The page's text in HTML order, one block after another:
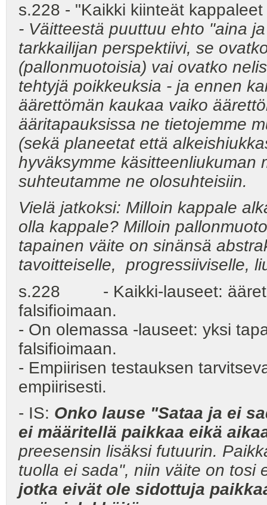
s.228 - "Kaikki kiinteät
- Väitteestä puuttuu ehto "aina
tarkkailijan perspektiivi, se
(pallonmuotoisia) vai ovatko
tehtyjä poikkeuksia - ja ennen
äärettömän kaukaa vaiko
ääritapauksissa ne tietojemme
(sekä planeetat että
hyväksymme käsitteenliukuman
suhteutamme ne olosuhteisiin.
Vielä jatkoksi: Milloin kappale
olla kappale? Milloin
tapainen väite on sinänsä
tavoitteiselle, progressiiviselle,
s.228 - Kaikki-lauseet:
falsifioimaan.
- On olemassa -lauseet: yksi
falsifioimaan.
- Empiirisen testauksen
empiirisesti.
- IS: Onko lause "Sataa ja ei
ei määritellä paikkaa eikä
preesensin lisäksi futuurin.
tuolla ei sada", niin väite on tosi
jotka eivät ole sidottuja